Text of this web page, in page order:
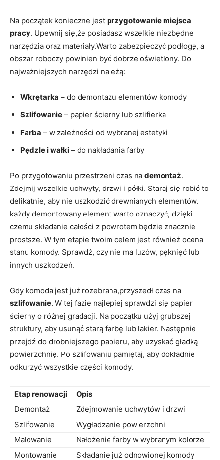
Na początek konieczne jest przygotowanie miejsca
pracy. Upewnij się,że posiadasz wszelkie niezbędne
narzędzia oraz materiały.Warto zabezpieczyć podłogę, a
obszar roboczy powinien być dobrze oświetlony. Do
najważniejszych narzędzi należą:
Wkrętarka – do demontażu elementów komody
Szlifowanie – papier ścierny lub szlifierka
Farba – w zależności od wybranej estetyki
Pędzle i wałki – do nakładania farby
Po przygotowaniu przestrzeni czas na demontaż.
Zdejmij wszelkie uchwyty, drzwi i półki. Staraj się robić to
delikatnie, aby nie uszkodzić drewnianych elementów.
każdy demontowany element warto oznaczyć, dzięki
czemu składanie całości z powrotem będzie znacznie
prostsze. W tym etapie twoim celem jest również ocena
stanu komody. Sprawdź, czy nie ma luzów, pęknięć lub
innych uszkodzeń.
Gdy komoda jest już rozebrana,przyszedł czas na
szlifowanie. W tej fazie najlepiej sprawdzi się papier
ścierny o różnej gradacji. Na początku użyj grubszej
struktury, aby usunąć starą farbę lub lakier. Następnie
przejdź do drobniejszego papieru, aby uzyskać gładką
powierzchnię. Po szlifowaniu pamiętaj, aby dokładnie
odkurzyć wszystkie części komody.
Etap renowacji
Opis
Demontaż
Zdejmowanie uchwytów i drzwi
Szlifowanie
Wygładzanie powierzchni
Malowanie
Nałożenie farby w wybranym kolorze
Montowanie
Składanie już odnowionej komody